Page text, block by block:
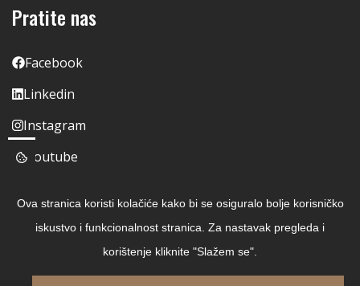
Pratite nas
Facebook
Linkedin
Instagram
Youtube
Ova stranica koristi kolačiće kako bi se osiguralo bolje korisničko
iskustvo i funkcionalnost stranica. Za nastavak pregleda i
korištenje kliknite "Slažem se".